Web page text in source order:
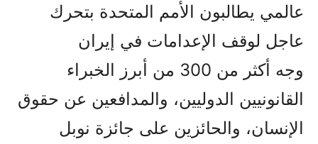
عالمي يطالبون الأمم المتحدة بتحرك
عاجل لوقف الإعدامات في إيران
وجه أكثر من 300 من أبرز الخبراء
القانونيين الدوليين، والمدافعين عن حقوق
الإنسان، والحائزين على جائزة نوبل